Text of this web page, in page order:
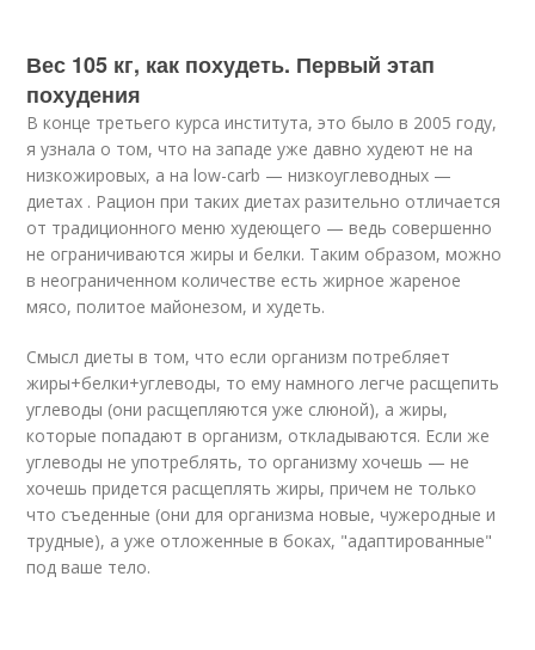
Вес 105 кг, как похудеть. Первый этап
похудения
В конце третьего курса института, это было в 2005 году,
я узнала о том, что на западе уже давно худеют не на
низкожировых, а на low-carb — низкоуглеводных —
диетах . Рацион при таких диетах разительно отличается
от традиционного меню худеющего — ведь совершенно
не ограничиваются жиры и белки. Таким образом, можно
в неограниченном количестве есть жирное жареное
мясо, политое майонезом, и худеть.
Смысл диеты в том, что если организм потребляет
жиры+белки+углеводы, то ему намного легче расщепить
углеводы (они расщепляются уже слюной), а жиры,
которые попадают в организм, откладываются. Если же
углеводы не употреблять, то организму хочешь — не
хочешь придется расщеплять жиры, причем не только
что съеденные (они для организма новые, чужеродные и
трудные), а уже отложенные в боках, "адаптированные"
под ваше тело.